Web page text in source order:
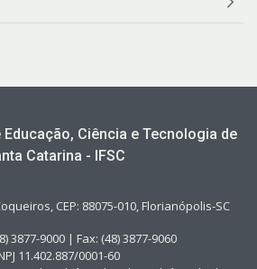
Ciência e Tecnologia de
Catarina - IFSC
CEP: 88075-010, Florianópolis-SC
3877-9000 | Fax: (48) 3877-9060
11.402.887/0001-60